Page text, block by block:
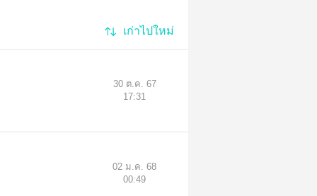
เก่าไปใหม่
30 ต.ค. 67
17:31
02 ม.ค. 68
00:49